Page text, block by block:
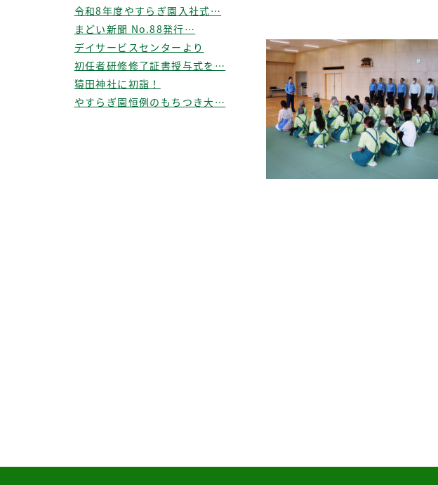
令和8年度やすらぎ園入社式…
まどい新聞 No.88発行…
デイサービスセンターより
初任者研修修了証書授与式を…
猿田神社に初詣！
やすらぎ園恒例のもちつき大…